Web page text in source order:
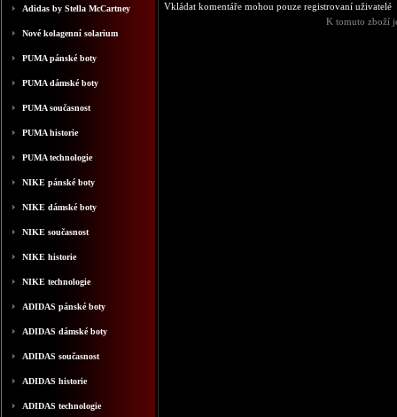
Adidas by Stella McCartney
Nové kolagenní solarium
PUMA pánské boty
PUMA dámské boty
PUMA současnost
PUMA historie
PUMA technologie
NIKE pánské boty
NIKE dámské boty
NIKE současnost
NIKE historie
NIKE technologie
ADIDAS pánské boty
ADIDAS dámské boty
ADIDAS současnost
ADIDAS historie
ADIDAS technologie
Vkládat komentáře mohou pouze registrovaní uživatelé
K tomuto zboží